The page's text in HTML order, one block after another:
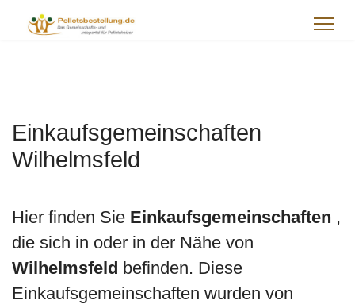
Einkaufsgemeinschaften
Wilhelmsfeld
Hier finden Sie Einkaufsgemeinschaften ,
die sich in oder in der Nähe von
Wilhelmsfeld befinden. Diese
Einkaufsgemeinschaften wurden von